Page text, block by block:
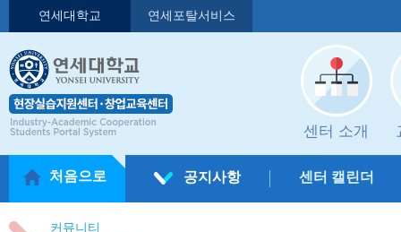
연세대학교 연세포탈서비스
센터 소개
처음으로 공지사항 센터 캘린더
커뮤니티